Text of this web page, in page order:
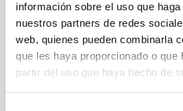
información sobre el uso que
nuestros partners de redes
web, quienes pueden combinarla
que les haya proporcionado o que
partir del uso que haya hecho de
NOTA DE PRENSA
El IAC asegura la conexión
observatorios con una
óptica submarina y
El Instituto de Astrofísica de